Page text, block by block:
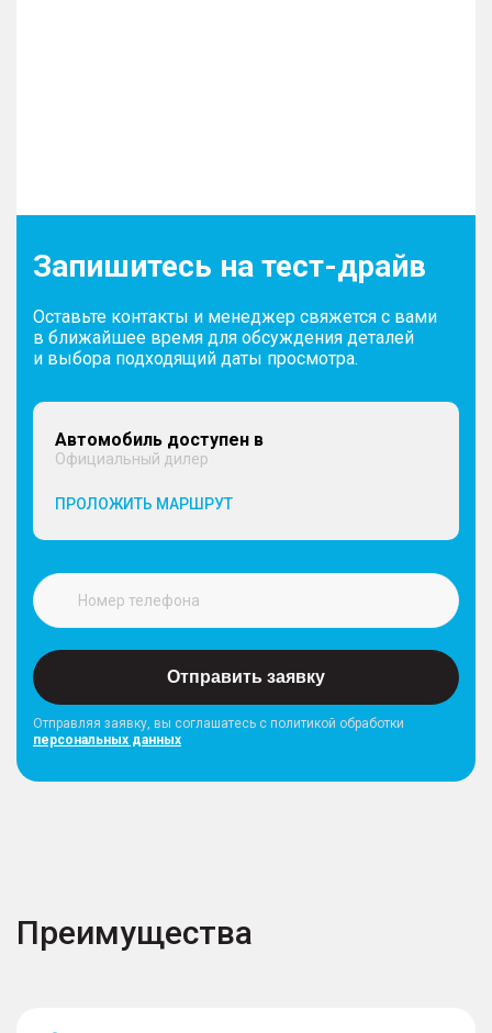
Запишитесь на тест-драйв
Оставьте контакты и менеджер свяжется с вами
в ближайшее время для обсуждения деталей
и выбора подходящий даты просмотра.
Автомобиль доступен в
Официальный дилер
ПРОЛОЖИТЬ МАРШРУТ
Отправить заявку
Отправляя заявку, вы соглашатесь с политикой обработки
персональных данных
Преимущества